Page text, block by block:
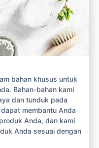
bahan khusus untuk
Bahan-bahan kami
dan tunduk pada
membantu Anda
Anda, dan kami
Anda sesuai dengan